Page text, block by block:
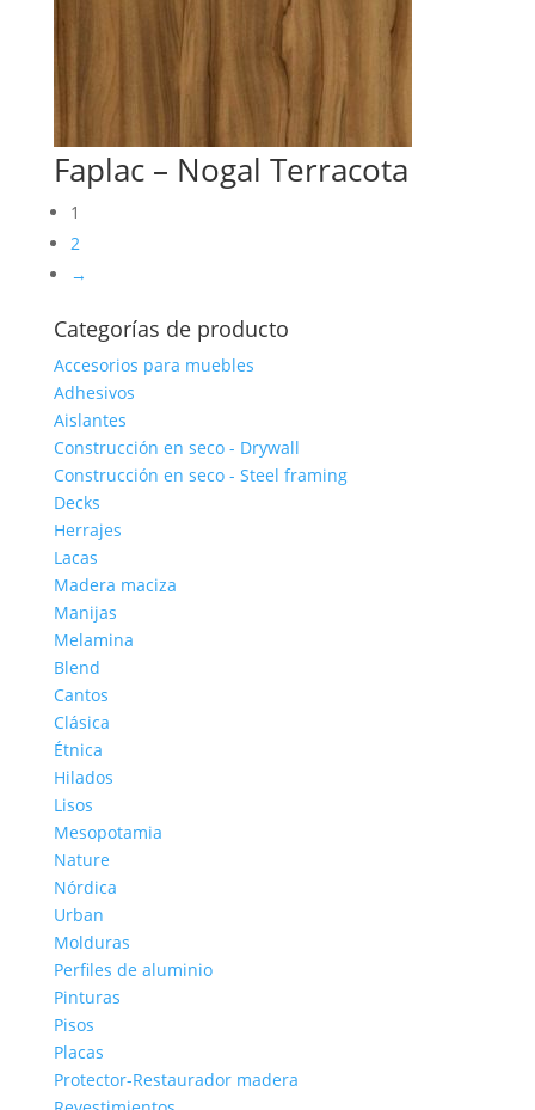
Faplac – Nogal Terracota
1
2
→
Categorías de producto
Accesorios para muebles
Adhesivos
Aislantes
Construcción en seco - Drywall
Construcción en seco - Steel framing
Decks
Herrajes
Lacas
Madera maciza
Manijas
Melamina
Blend
Cantos
Clásica
Étnica
Hilados
Lisos
Mesopotamia
Nature
Nórdica
Urban
Molduras
Perfiles de aluminio
Pinturas
Pisos
Placas
Protector-Restaurador madera